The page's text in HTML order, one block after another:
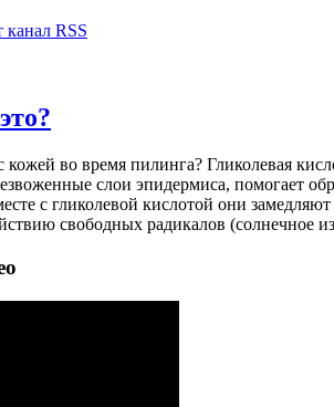
канал RSS
кожей во время пилинга? Гликолевая
слои эпидермиса, помогает
с гликолевой кислотой они
свободных радикалов (солнечное